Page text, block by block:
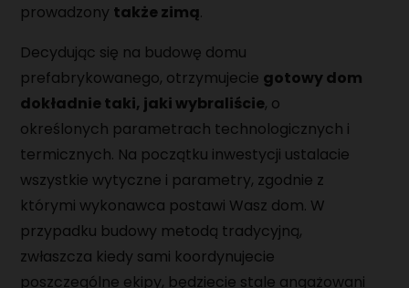
prowadzony także zimą.
Decydując się na budowę domu
prefabrykowanego, otrzymujecie gotowy dom
dokładnie taki, jaki wybraliście, o
określonych parametrach technologicznych i
termicznych. Na początku inwestycji ustalacie
wszystkie wytyczne i parametry, zgodnie z
którymi wykonawca postawi Wasz dom. W
przypadku budowy metodą tradycyjną,
zwłaszcza kiedy sami koordynujecie
poszczególne ekipy, będziecie stale angażowani